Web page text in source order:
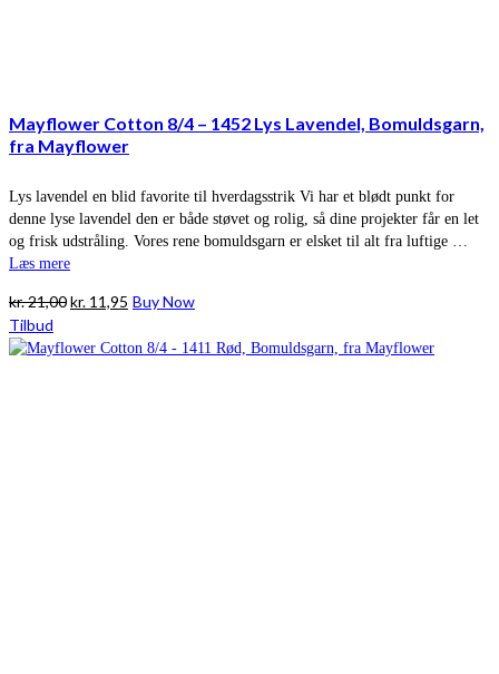
Mayflower Cotton 8/4 – 1452 Lys Lavendel, Bomuldsgarn,
fra Mayflower
Lys lavendel en blid favorite til hverdagsstrik Vi har et blødt punkt for
denne lyse lavendel den er både støvet og rolig, så dine projekter får en let
og frisk udstråling. Vores rene bomuldsgarn er elsket til alt fra luftige …
Læs mere
kr.21,00Den
pris
kr. 11,95 Den
pris
Buy Now
Tilbud